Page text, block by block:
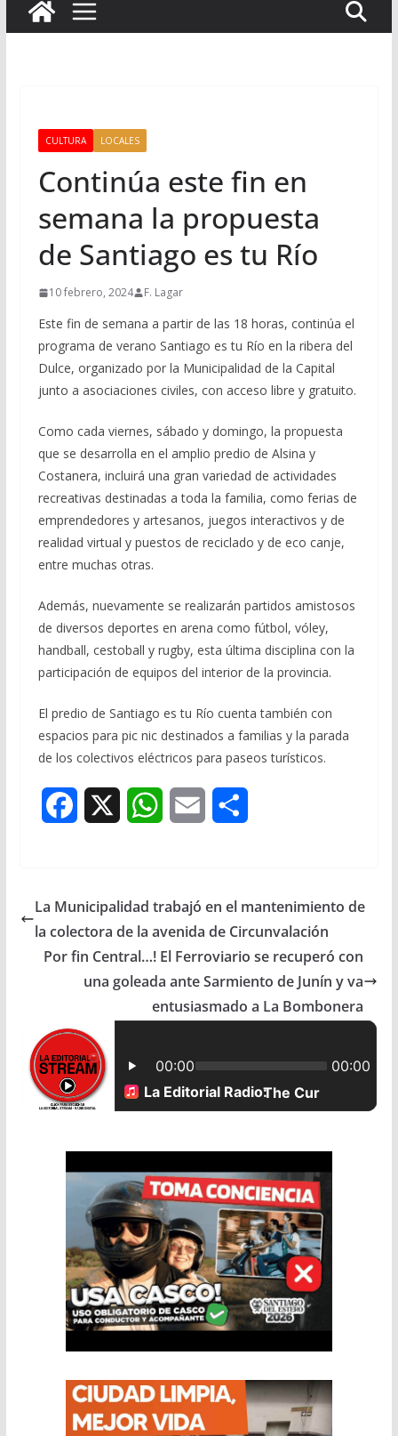
CULTURA LOCALES
Continúa este fin en
semana la propuesta
de Santiago es tu Río
10 febrero, 2024 F. Lagar
Este fin de semana a partir de las 18 horas, continúa el
programa de verano Santiago es tu Río en la ribera del
Dulce, organizado por la Municipalidad de la Capital
junto a asociaciones civiles, con acceso libre y gratuito.
Como cada viernes, sábado y domingo, la propuesta
que se desarrolla en el amplio predio de Alsina y
Costanera, incluirá una gran variedad de actividades
recreativas destinadas a toda la familia, como ferias de
emprendedores y artesanos, juegos interactivos y de
realidad virtual y puestos de reciclado y de eco canje,
entre muchas otras.
Además, nuevamente se realizarán partidos amistosos
de diversos deportes en arena como fútbol, vóley,
handball, cestoball y rugby, esta última disciplina con la
participación de equipos del interior de la provincia.
El predio de Santiago es tu Río cuenta también con
espacios para pic nic destinados a familias y la parada
de los colectivos eléctricos para paseos turísticos.
e
b
o
k
W
t
s
A
p
i
r
La Municipalidad trabajó en el mantenimiento de
la colectora de la avenida de Circunvalación
Por fin Central…! El Ferroviario se recuperó con
una goleada ante Sarmiento de Junín y va
entusiasmado a La Bombonera